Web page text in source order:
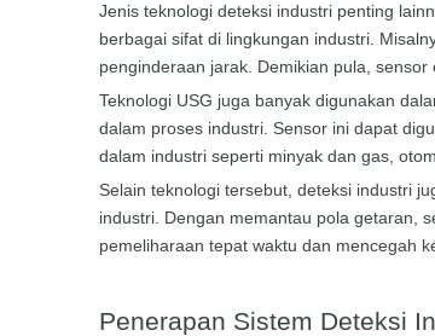
Jenis teknologi deteksi industri penting
berbagai sifat di lingkungan industri.
penginderaan jarak. Demikian pula,
Teknologi USG juga banyak digunakan
dalam proses industri. Sensor ini dapat
dalam industri seperti minyak dan gas,
Selain teknologi tersebut, deteksi industri
industri. Dengan memantau pola getaran,
pemeliharaan tepat waktu dan mencegah
Penerapan Sistem Deteksi